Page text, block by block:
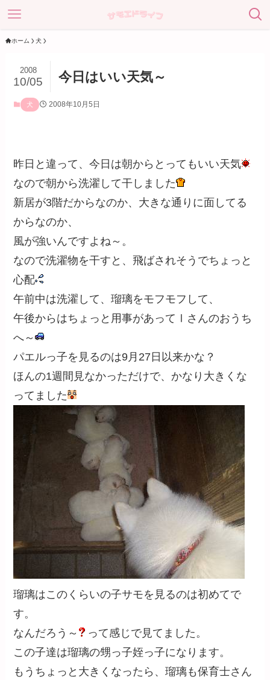
ホーム 犬
今日はいい天気～
2008
10/05
犬 2008年10月5日
昨日と違って、今日は朝からとってもいい天気
なので朝から洗濯して干しました
新居が3階だからなのか、大きな通りに面してる
からなのか、
風が強いんですよね～。
なので洗濯物を干すと、飛ばされそうでちょっと
心配
午前中は洗濯して、瑠璃をモフモフして、
午後からはちょっと用事があってⅠさんのおうち
へ～
パエルっ子を見るのは9月27日以来かな？
ほんの1週間見なかっただけで、かなり大きくな
ってました
瑠璃はこのくらいの子サモを見るのは初めてで
す。
なんだろう～
って感じで見てました。
この子達は瑠璃の甥っ子姪っ子になります。
もうちょっと大きくなったら、瑠璃も保育士さん